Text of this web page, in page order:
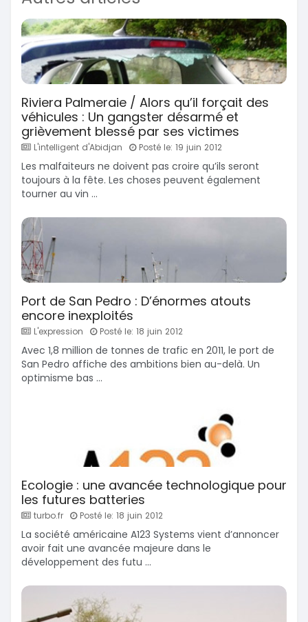
Riviera Palmeraie / Alors qu’il forçait des
véhicules : Un gangster désarmé et
grièvement blessé par ses victimes
L'intelligent d'Abidjan Posté le: 19 juin 2012
Les malfaiteurs ne doivent pas croire qu’ils seront
toujours à la fête. Les choses peuvent également
tourner au vin ...
Port de San Pedro : D’énormes atouts
encore inexploités
L'expression Posté le: 18 juin 2012
Avec 1,8 million de tonnes de trafic en 2011, le port de
San Pedro affiche des ambitions bien au-delà. Un
optimisme bas ...
Ecologie : une avancée technologique pour
les futures batteries
turbo.fr Posté le: 18 juin 2012
La société américaine A123 Systems vient d’annoncer
avoir fait une avancée majeure dans le
développement des futu ...